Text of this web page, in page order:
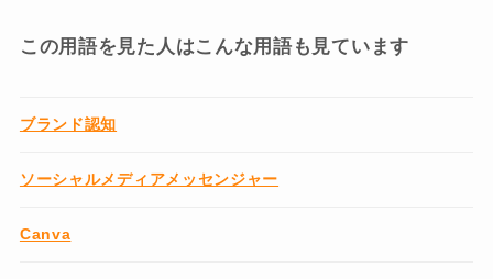
この用語を見た人はこんな用語も見ています
ブランド認知
ソーシャルメディアメッセンジャー
Canva